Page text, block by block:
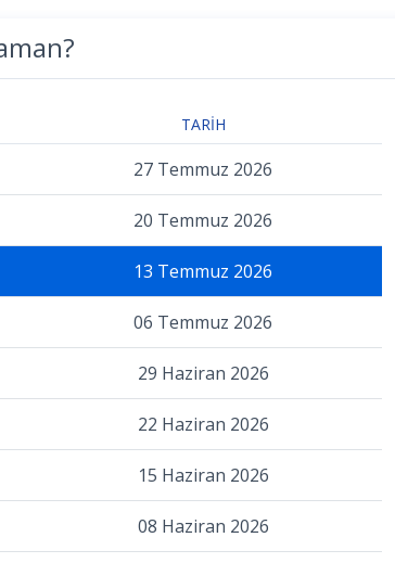
TARIH
27 Temmuz 2026
20 Temmuz 2026
13 Temmuz 2026
06 Temmuz 2026
29 Haziran 2026
22 Haziran 2026
15 Haziran 2026
08 Haziran 2026